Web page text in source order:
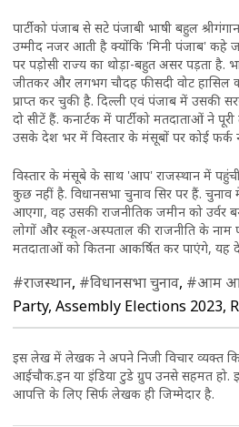
पार्टी को पंजाब से सटे पंजाबी भाषी बहुल
उम्मीद नजर आती है क्योंकि 'मिनी पंजाब' कहे
पर पड़ोसी राज्य का थोड़ा-बहुत असर पड़ता है.
जीतकर और लगभग चौदह फीसदी वोट हासिल
प्राप्त कर चुकी है. दिल्ली एवं पंजाब में उसकी
दो सीटें हैं. कनार्टक में पार्टी को मतदाताओं ने
उसके देश भर में विस्तार के मंसूबों पर कोई फर्क
विस्तार के मंसूबे के साथ 'आप' राजस्थान में
कुछ नहीं है. विधानसभा चुनाव सिर पर हैं.
आएगा, वह उसकी राजनीतिक जमीन को उर्वर
लोगों और स्कूल-अस्पताल की राजनीति के नाम
मतदाताओं को कितना आकर्षित कर पाएंगे, यह
#राजस्थान, #विधानसभा चुनाव, #आम
Party, Assembly Elections 2023,
इस लेख में लेखक ने अपने निजी विचार व्यक्त
आईचौक.इन या इंडिया टुडे ग्रुप उनसे सहमत
आपत्ति के लिए सिर्फ लेखक ही जिम्मेदार है.